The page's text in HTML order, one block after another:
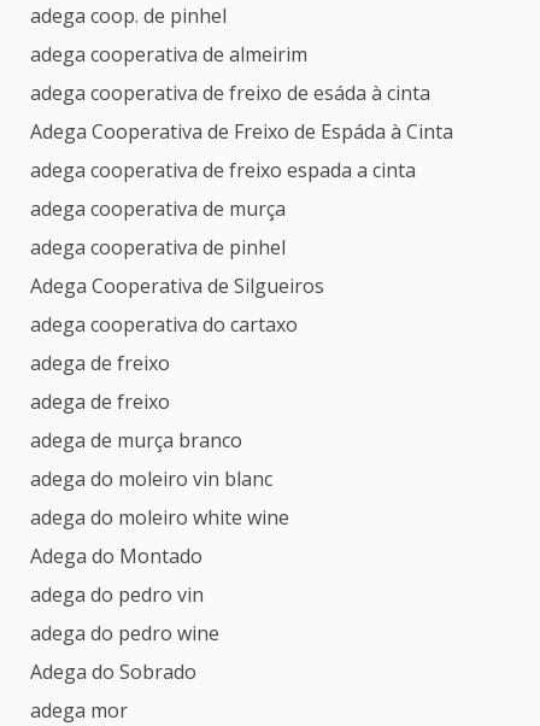
adega coop. de pinhel
adega cooperativa de almeirim
adega cooperativa de freixo de esáda à cinta
Adega Cooperativa de Freixo de Espáda à Cinta
adega cooperativa de freixo espada a cinta
adega cooperativa de murça
adega cooperativa de pinhel
Adega Cooperativa de Silgueiros
adega cooperativa do cartaxo
adega de freixo
adega de freixo
adega de murça branco
adega do moleiro vin blanc
adega do moleiro white wine
Adega do Montado
adega do pedro vin
adega do pedro wine
Adega do Sobrado
adega mor